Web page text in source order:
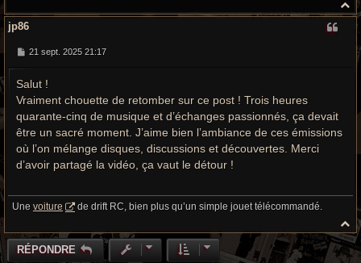
a
jp86
M
s
g
e
21 sept. 2025 21:17
Salut !
Vraiment chouette de retomber sur ce post ! Trois heures
quarante-cinq de musique et d’échanges passionnés, ça devait
être un sacré moment. J’aime bien l’ambiance de ces émissions
où l’on mélange disques, discussions et découvertes. Merci
d’avoir partagé la vidéo, ça vaut le détour !
Une voiture
de drift RC, bien plus qu’un simple jouet télécommandé.
H
a
u
t
RÉPONDRE